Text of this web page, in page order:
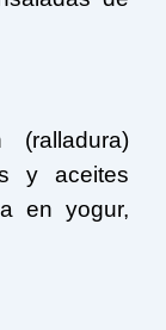
y aceites
en yogur,